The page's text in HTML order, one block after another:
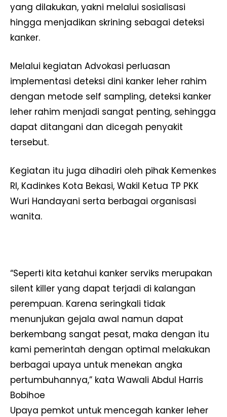
yang dilakukan, yakni melalui sosialisasi
hingga menjadikan skrining sebagai deteksi
kanker.
Melalui kegiatan Advokasi perluasan
implementasi deteksi dini kanker leher rahim
dengan metode self sampling, deteksi kanker
leher rahim menjadi sangat penting, sehingga
dapat ditangani dan dicegah penyakit
tersebut.
Kegiatan itu juga dihadiri oleh pihak Kemenkes
RI, Kadinkes Kota Bekasi, Wakil Ketua TP PKK
Wuri Handayani serta berbagai organisasi
wanita.
“Seperti kita ketahui kanker serviks merupakan
silent killer yang dapat terjadi di kalangan
perempuan. Karena seringkali tidak
menunjukan gejala awal namun dapat
berkembang sangat pesat, maka dengan itu
kami pemerintah dengan optimal melakukan
berbagai upaya untuk menekan angka
pertumbuhannya,” kata Wawali Abdul Harris
Bobihoe
Upaya pemkot untuk mencegah kanker leher